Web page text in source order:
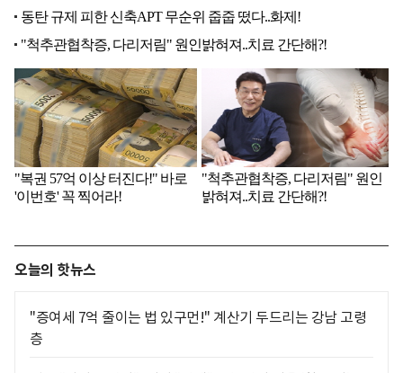
오늘의 핫뉴스
"증여세 7억 줄이는 법 있구먼!" 계산기 두드리는 강남 고령
층